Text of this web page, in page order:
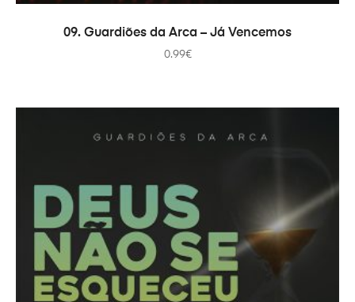
ADICIONAR
09. Guardiões da Arca – Já Vencemos
0.99€